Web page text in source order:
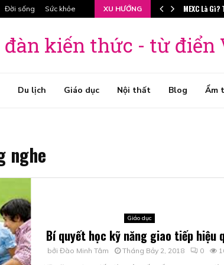
Đời sống Sức khỏe XU HƯỚNG MEXC Là
đàn kiến thức - từ điển
Du lịch Giáo dục Nội thất Blog Ẩm
nghe
Giáo dục
Bí quyết học kỹ năng giao tiếp hiệu
bởi Đào Minh Tâm Tháng Bảy 2, 2018 0